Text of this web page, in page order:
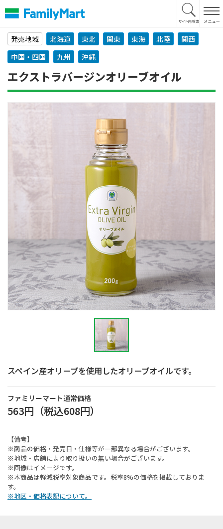
文
へ
発売地域
北海道 東北 関東 東海 北陸
関西
中国・四国
九州 沖縄
エクストラバージンオリーブオイル
スペイン産オリーブを使用したオリーブオイルです。
ファミリーマート通常価格
563円 （税込608円）
【備考】
※商品の価格・発売日・仕様等が一部異なる場合がございます。
※地域・店舗により取り扱いの無い場合がございます。
※画像はイメージです。
※本商品は軽減税率対象商品です。税率8%の価格を掲載しておりま
す。
※地区・価格表記について。